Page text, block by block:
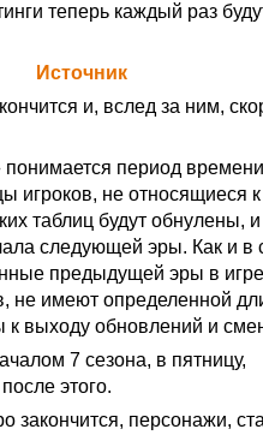
теперь каждый раз
Источник
и, вслед за ним,
период
игроков, не относящиеся
таблиц будут обнулены, и
следующей эры. Как и в
предыдущей эры в
не имеют определенной
к выходу обновлений и
7 сезона, в пятницу,
этого.
закончится, персонажи,